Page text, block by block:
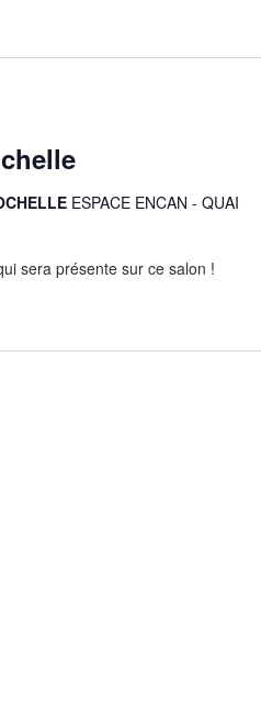
ESPACE ENCAN - QUAI
sera présente sur ce salon !